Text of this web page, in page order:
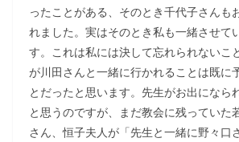
ったことがある、そのとき千代子さんも
れました。実はそのとき私も一緒させて
す。これは私には決して忘れられないこ
が川田さんと一緒に行かれることは既に
とだったと思います。先生がお出になら
と思うのですが、まだ教会に残っていた
さん、恒子夫人が「先生と一緒に野々口